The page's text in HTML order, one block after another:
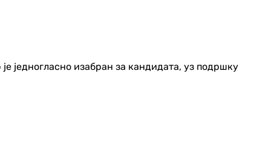
једногласно изабран за кандидата, уз подршку